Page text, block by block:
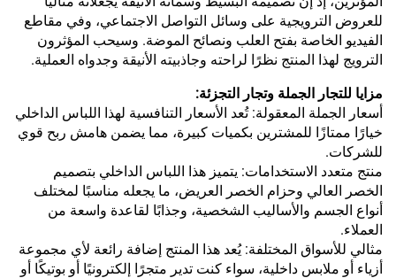
للعروض الترويجية على وسائل التواصل الاجتماعي، وفي مقاطع
الفيديو الخاصة بفتح العلب ونصائح الموضة. وسيحب المؤثرون
الترويج لهذا المنتج نظرًا لراحته وجاذبيته الأنيقة وجدواه العملية.
مزايا للتجار الجملة وتجار التجزئة:
أسعار الجملة المعقولة: تُعد الأسعار التنافسية لهذا اللباس الداخلي
خيارًا ممتازًا للمشترين بكميات كبيرة، مما يضمن هامش ربح قوي
للشركات.
منتج متعدد الاستخدامات: يتميز هذا اللباس الداخلي بتصميم
الخصر العالي وحزام الخصر العريض، ما يجعله مناسبًا لمختلف
أنواع الجسم والأساليب الشخصية، وجذابًا لقاعدة واسعة من
العملاء.
مثالي للأسواق المختلفة: يُعد هذا المنتج إضافة رائعة لأي مجموعة
أزياء أو ملابس داخلية، سواء كنت تدير متجرًا إلكترونيًا أو بوتيكًا أو